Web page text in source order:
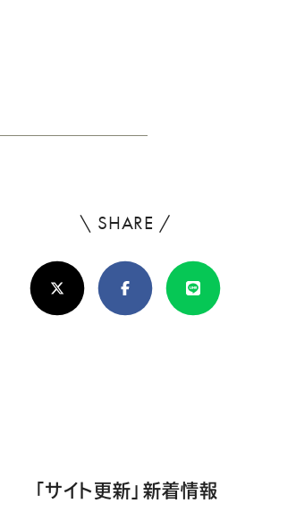
\ SHARE /
ろ
し
け
ア
X(Twitter)FacebookLine
「サイト更新」新着情報